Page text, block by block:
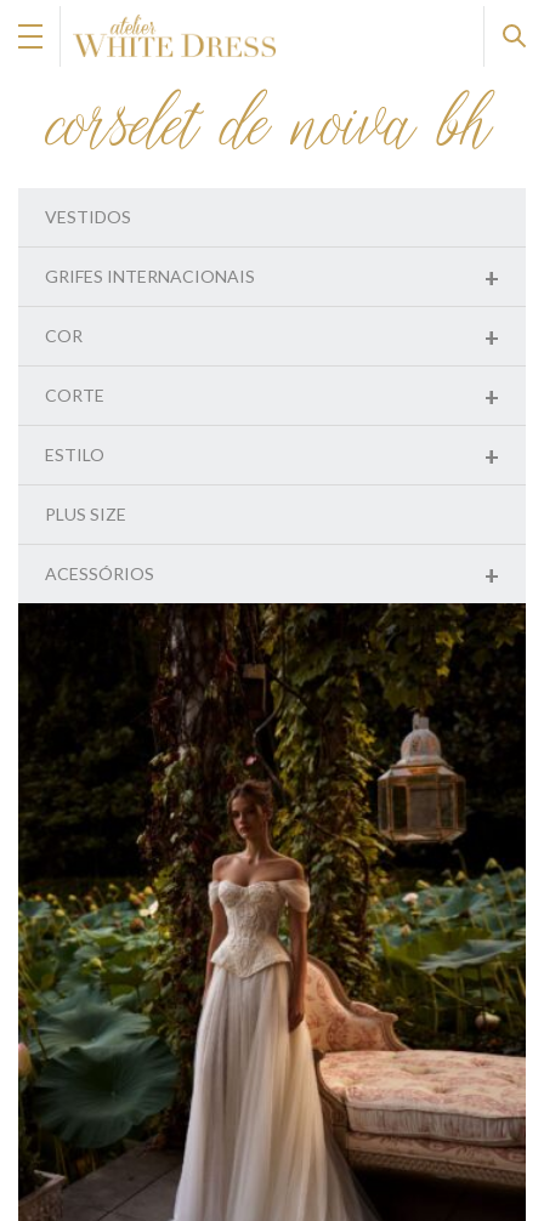
corselet de noiva bh
VESTIDOS
+
GRIFES INTERNACIONAIS
+
COR
+
CORTE
+
ESTILO
PLUS SIZE
+
ACESSÓRIOS